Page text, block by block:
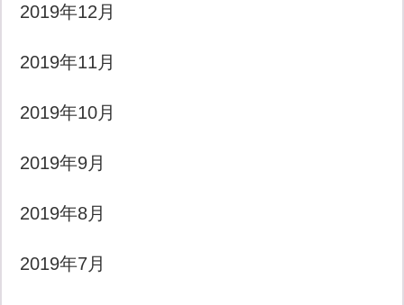
2019年12月
2019年11月
2019年10月
2019年9月
2019年8月
2019年7月